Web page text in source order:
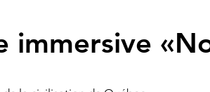
immersive